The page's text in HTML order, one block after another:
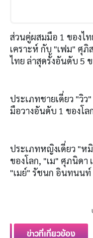
ส่วนคู่ผสมมือ 1 ของไ
เคราะห์ กับ "เฟม" ศุภิ
ไทย ล่าสุดรั้งอันดับ 5
ประเภทชายเดี่ยว "วิ
มือวางอันดับ 1 ของโ
ประเภทหญิงเดี่ยว "ห
ของโลก, "เม" ศุภนิดา
"เมย์" รัชนก อินทนนท์
ข่าวที่เกี่ยวข้อง